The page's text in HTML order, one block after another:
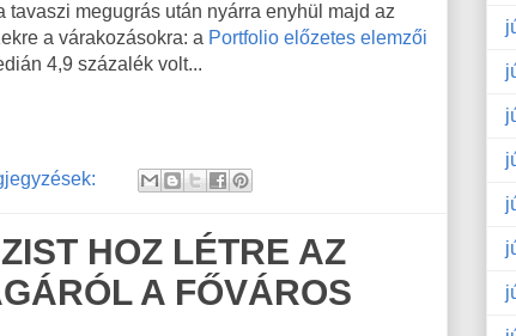
megugrás után nyárra enyhül majd az
a várakozásokra: a Portfolio előzetes elemzői
4,9 százalék volt...
HOZ LÉTRE AZ
A FŐVÁROS